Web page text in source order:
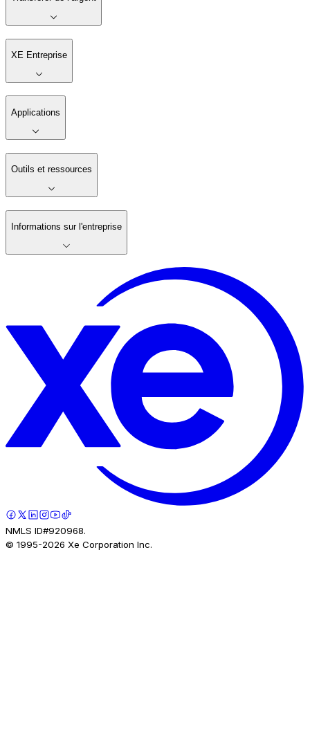
XE Entreprise
Applications
Outils et ressources
Informations sur l'entreprise
NMLS ID#920968.
© 1995-2026 Xe Corporation Inc.